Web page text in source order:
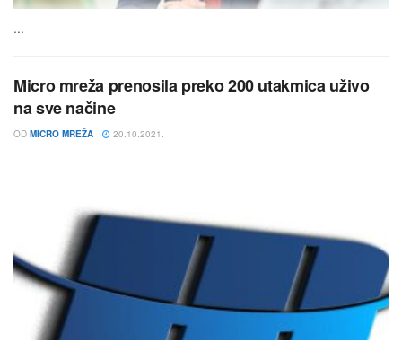
...
Micro mreža prenosila preko 200 utakmica uživo
na sve načine
OD MICRO MREŽA 20.10.2021.